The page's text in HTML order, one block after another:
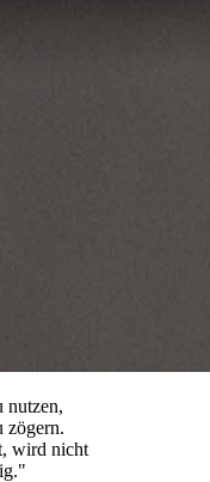
nutzen,
zögern.
wird nicht